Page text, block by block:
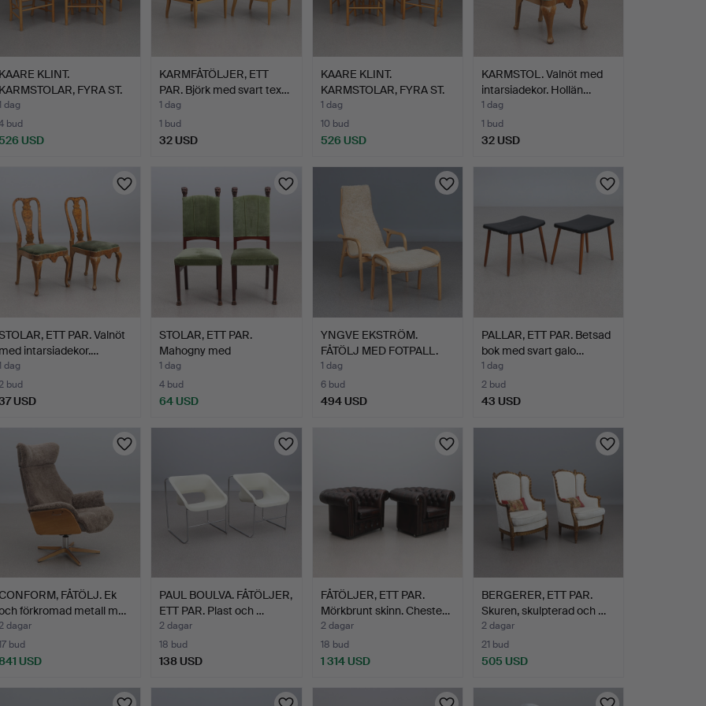
KAARE KLINT.
KARMSTOLAR, FYRA ST.
med …
dag
bud
526 USD
KARMFÅTÖLJER, ETT
PAR. Björk med svart tex…
1 dag
1 bud
32 USD
KAARE KLINT.
KARMSTOLAR, FYRA ST.
Bok med …
1 dag
10 bud
526 USD
KARMSTOL. Valnöt med
intarsiadekor. Hollän…
1 dag
1 bud
32 USD
ETT PAR. Valnöt
med intarsiadekor.…
dag
bud
USD
STOLAR, ETT PAR.
Mahogny med
plyschklädsel…
1 dag
4 bud
64 USD
YNGVE EKSTRÖM.
FÅTÖLJ MED FOTPALL.
Bok med…
1 dag
6 bud
494 USD
PALLAR, ETT PAR. Betsad
bok med svart galo…
1 dag
2 bud
43 USD
FÅTÖLJ. Ek
förkromad metall m…
dagar
bud
USD
PAUL BOULVA. FÅTÖLJER,
ETT PAR. Plast och …
2 dagar
18 bud
138 USD
FÅTÖLJER, ETT PAR.
Mörkbrunt skinn. Cheste…
2 dagar
18 bud
1 314 USD
BERGERER, ETT PAR.
Skuren, skulpterad och …
2 dagar
21 bud
505 USD